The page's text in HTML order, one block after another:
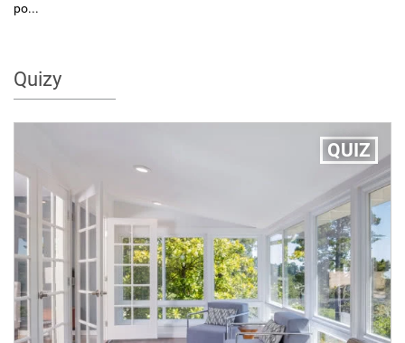
po...
Quizy
QUIZ